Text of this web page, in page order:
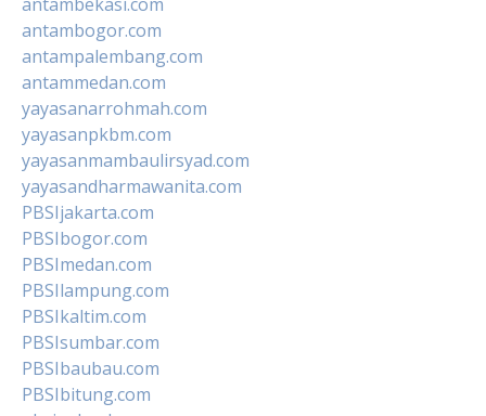
antambogor.com
antampalembang.com
antammedan.com
yayasanarrohmah.com
yayasanpkbm.com
yayasanmambaulirsyad.com
yayasandharmawanita.com
PBSIjakarta.com
PBSIbogor.com
PBSImedan.com
PBSIlampung.com
PBSIkaltim.com
PBSIsumbar.com
PBSIbaubau.com
PBSIbitung.com